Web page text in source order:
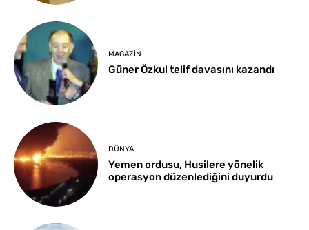
MAGAZIN
Güner Özkul telif davasını kazandı
DÜNYA
Yemen ordusu, Husilere yönelik
operasyon düzenlediğini duyurdu